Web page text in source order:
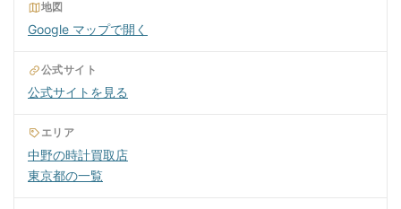
地図
Google マップで開く
公式サイト
公式サイトを見る
エリア
中野の時計買取店
東京都の一覧